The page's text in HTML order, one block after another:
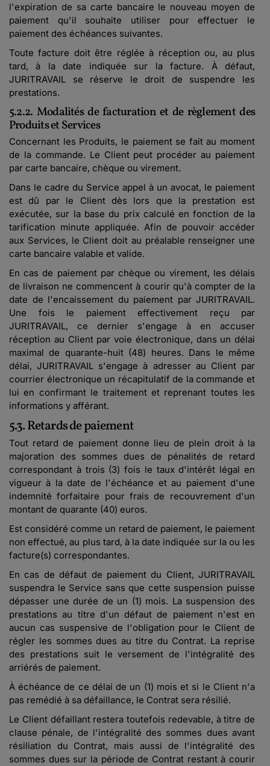
l'expiration de sa carte bancaire le nouveau moyen de
paiement qu'il souhaite utiliser pour effectuer le
paiement des échéances suivantes.
Toute facture doit être réglée à réception ou, au plus
tard, à la date indiquée sur la facture. À défaut,
JURITRAVAIL se réserve le droit de suspendre les
prestations.
5.2.2. Modalités de facturation et de règlement des
Produits et Services
Concernant les Produits, le paiement se fait au moment
de la commande. Le Client peut procéder au paiement
par carte bancaire, chèque ou virement.
Dans le cadre du Service appel à un avocat, le paiement
est dû par le Client dès lors que la prestation est
exécutée, sur la base du prix calculé en fonction de la
tarification minute appliquée. Afin de pouvoir accéder
aux Services, le Client doit au préalable renseigner une
carte bancaire valable et valide.
En cas de paiement par chèque ou virement, les délais
de livraison ne commencent à courir qu'à compter de la
date de l'encaissement du paiement par JURITRAVAIL.
Une fois le paiement effectivement reçu par
JURITRAVAIL, ce dernier s'engage à en accuser
réception au Client par voie électronique, dans un délai
maximal de quarante-huit (48) heures. Dans le même
délai, JURITRAVAIL s'engage à adresser au Client par
courrier électronique un récapitulatif de la commande et
lui en confirmant le traitement et reprenant toutes les
informations y afférant.
5.3. Retards de paiement
Tout retard de paiement donne lieu de plein droit à la
majoration des sommes dues de pénalités de retard
correspondant à trois (3) fois le taux d'intérêt légal en
vigueur à la date de l'échéance et au paiement d'une
indemnité forfaitaire pour frais de recouvrement d'un
montant de quarante (40) euros.
Est considéré comme un retard de paiement, le paiement
non effectué, au plus tard, à la date indiquée sur la ou les
facture(s) correspondantes.
En cas de défaut de paiement du Client, JURITRAVAIL
suspendra le Service sans que cette suspension puisse
dépasser une durée de un (1) mois. La suspension des
prestations au titre d'un défaut de paiement n'est en
aucun cas suspensive de l'obligation pour le Client de
régler les sommes dues au titre du Contrat. La reprise
des prestations suit le versement de l'intégralité des
arriérés de paiement.
À échéance de ce délai de un (1) mois et si le Client n'a
pas remédié à sa défaillance, le Contrat sera résilié.
Le Client défaillant restera toutefois redevable, à titre de
clause pénale, de l'intégralité des sommes dues avant
résiliation du Contrat, mais aussi de l'intégralité des
sommes dues sur la période de Contrat restant à courir